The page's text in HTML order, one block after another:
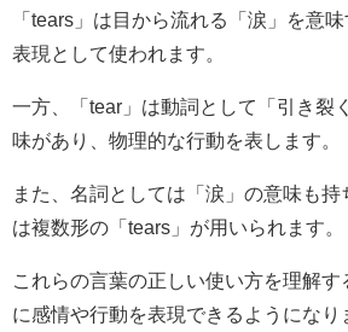
「tears」は目から流れる「涙」を意
表現として使われます。
一方、「tear」は動詞として「引き裂
味があり、物理的な行動を表します。
また、名詞としては「涙」の意味も持
は複数形の「tears」が用いられます。
これらの言葉の正しい使い方を理解
に感情や行動を表現できるようになり